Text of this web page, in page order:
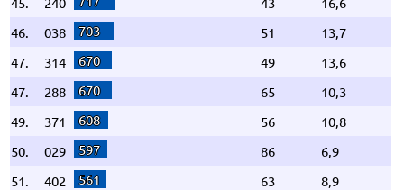
46.
038 703 51
13,7
47.
314 670 49
13,6
47.
288 670 65
10,3
49.
371 608 56
10,8
50.
029 597 86
6,9
51.
402 561 63
8,9